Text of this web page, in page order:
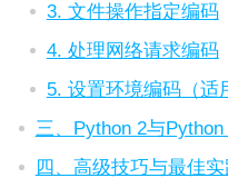
3. 文件操作指定编码
4. 处理网络请求编码
5. 设置环境编码（适
三、Python 2与
四、高级技巧与最佳实